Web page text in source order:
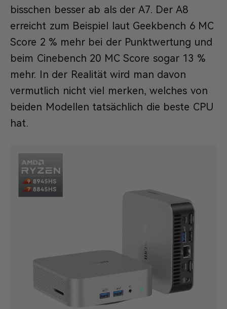
bisschen besser ab als der A7. Der A8
erreicht zum Beispiel laut Geekbench 6 MC
Score 2 % mehr bei der Punktwertung und
beim Cinebench 20 MC Score sogar 13 %
mehr. In der Realität wird man davon
vermutlich nicht viel merken, welches von
beiden Modellen tatsächlich die beste CPU
hat.